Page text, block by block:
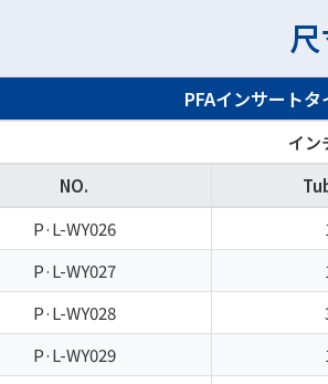
PFAインサートタ
イン
NO.
P·L-WY026
P·L-WY027
P·L-WY028
P·L-WY029